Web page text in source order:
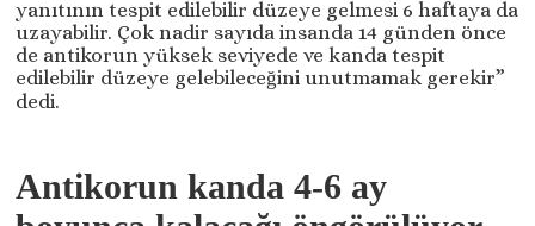
yanıtının tespit edilebilir düzeye gelmesi 6 haftaya da
uzayabilir. Çok nadir sayıda insanda 14 günden önce
de antikorun yüksek seviyede ve kanda tespit
edilebilir düzeye gelebileceğini unutmamak gerekir”
dedi.
Antikorun kanda 4-6 ay